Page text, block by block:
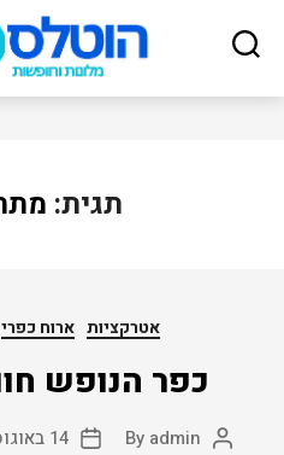
תגית:
אטרקציות ארוח כפרי
כפר הנופש
Post
By admin
Post
14 באוגוסט 2011